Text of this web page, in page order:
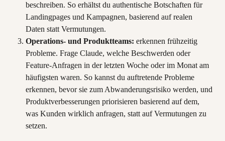
beschreiben. So erhältst du authentische Botschaften für
Landingpages und Kampagnen, basierend auf realen
Daten statt Vermutungen.
Operations- und Produktteams: erkennen frühzeitig
Probleme. Frage Claude, welche Beschwerden oder
Feature-Anfragen in der letzten Woche oder im Monat am
häufigsten waren. So kannst du auftretende Probleme
erkennen, bevor sie zum Abwanderungsrisiko werden, und
Produktverbesserungen priorisieren basierend auf dem,
was Kunden wirklich anfragen, statt auf Vermutungen zu
setzen.